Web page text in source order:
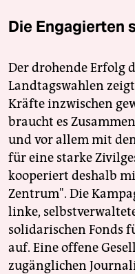
Die Engagierten
Der drohende Erfolg
Landtagswahlen
Kräfte inzwischen
braucht es
und vor allem mit
für eine starke
kooperiert deshalb
Zentrum". Die
linke,
solidarischen Fonds
auf. Eine offene
zugänglichen